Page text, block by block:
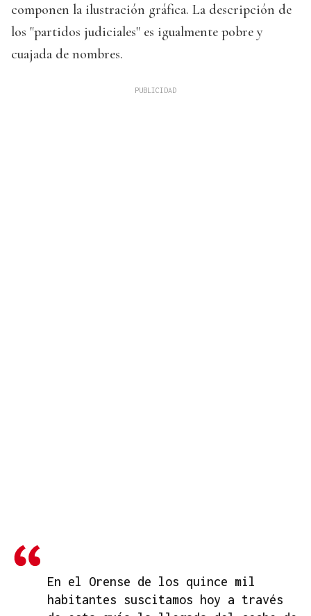
componen la ilustración gráfica. La descripción de
los "partidos judiciales" es igualmente pobre y
cuajada de nombres.
En el Orense de los quince mil
habitantes suscitamos hoy a través